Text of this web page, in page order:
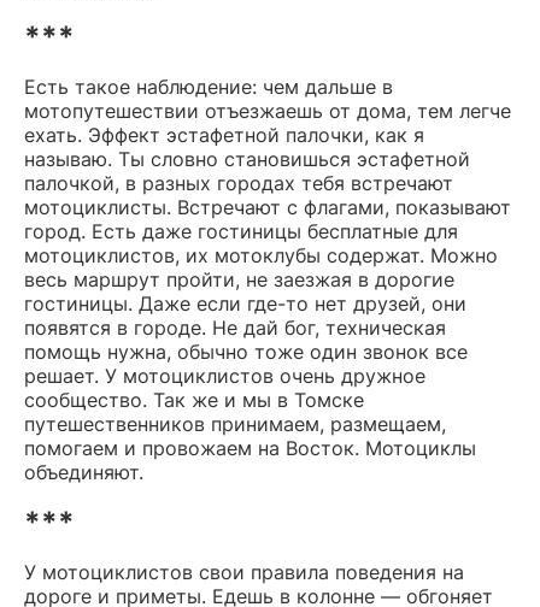
***
Есть такое наблюдение: чем дальше в
мотопутешествии отъезжаешь от дома, тем легче
ехать. Эффект эстафетной палочки, как я
называю. Ты словно становишься эстафетной
палочкой, в разных городах тебя встречают
мотоциклисты. Встречают с флагами, показывают
город. Есть даже гостиницы бесплатные для
мотоциклистов, их мотоклубы содержат. Можно
весь маршрут пройти, не заезжая в дорогие
гостиницы. Даже если где-то нет друзей, они
появятся в городе. Не дай бог, техническая
помощь нужна, обычно тоже один звонок все
решает. У мотоциклистов очень дружное
сообщество. Так же и мы в Томске
путешественников принимаем, размещаем,
помогаем и провожаем на Восток. Мотоциклы
объединяют.
***
У мотоциклистов свои правила поведения на
дороге и приметы. Едешь в колонне — обгоняет